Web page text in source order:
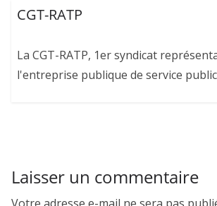
CGT-RATP
La CGT-RATP, 1er syndicat
l'entreprise publique de service
Laisser un commentaire